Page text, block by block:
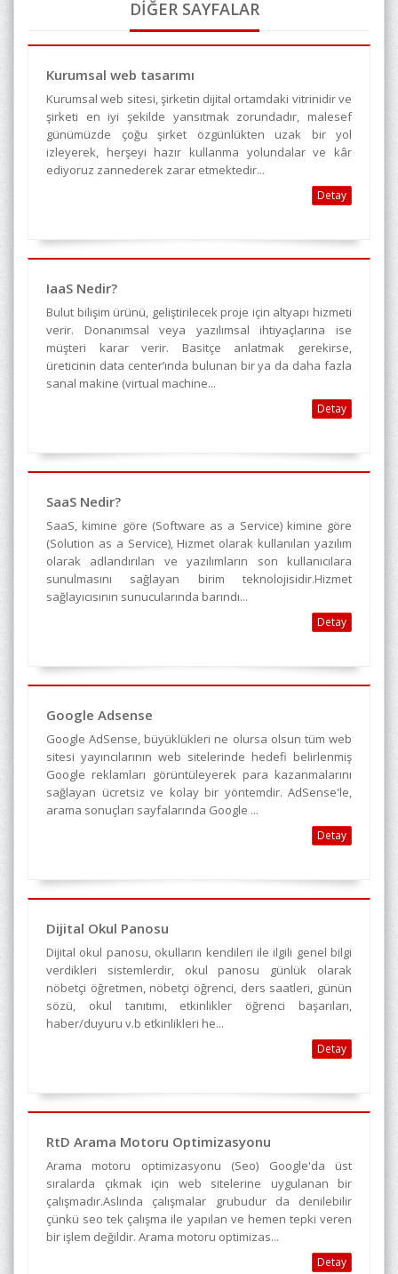
DİĞER SAYFALAR
Kurumsal web tasarımı
Kurumsal web sitesi, şirketin dijital ortamdaki vitrinidir ve
şirketi en iyi şekilde yansıtmak zorundadır, malesef
günümüzde çoğu şirket özgünlükten uzak bir yol
izleyerek, herşeyi hazır kullanma yolundalar ve kâr
ediyoruz zannederek zarar etmektedir...
Detay
IaaS Nedir?
Bulut bilişim ürünü, geliştirilecek proje için altyapı hizmeti
verir. Donanımsal veya yazılımsal ihtiyaçlarına ise
müşteri karar verir. Basitçe anlatmak gerekirse,
üreticinin data center’ında bulunan bir ya da daha fazla
sanal makine (virtual machine...
Detay
SaaS Nedir?
SaaS, kimine göre (Software as a Service) kimine göre
(Solution as a Service), Hizmet olarak kullanılan yazılım
olarak adlandırılan ve yazılımların son kullanıcılara
sunulmasını sağlayan birim teknolojisidir.Hizmet
sağlayıcısının sunucularında barındı...
Detay
Google Adsense
Google AdSense, büyüklükleri ne olursa olsun tüm web
sitesi yayıncılarının web sitelerinde hedefi belirlenmiş
Google reklamları görüntüleyerek para kazanmalarını
sağlayan ücretsiz ve kolay bir yöntemdir. AdSense'le,
arama sonuçları sayfalarında Google ...
Detay
Dijital Okul Panosu
Dijital okul panosu, okulların kendileri ile ilgili genel bilgi
verdikleri sistemlerdir, okul panosu günlük olarak
nöbetçi öğretmen, nöbetçi öğrenci, ders saatleri, günün
sözü, okul tanıtımı, etkinlikler öğrenci başarıları,
haber/duyuru v.b etkinlikleri he...
Detay
RtD Arama Motoru Optimizasyonu
Arama motoru optimizasyonu (Seo) Google'da üst
sıralarda çıkmak için web sitelerine uygulanan bir
çalışmadır.Aslında çalışmalar grubudur da denilebilir
çünkü seo tek çalışma ile yapılan ve hemen tepki veren
bir işlem değildir. Arama motoru optimizas...
Detay